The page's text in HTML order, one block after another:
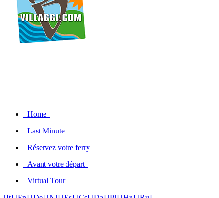
Home
Last Minute
Réservez votre ferry
Avant votre départ
Virtual Tour